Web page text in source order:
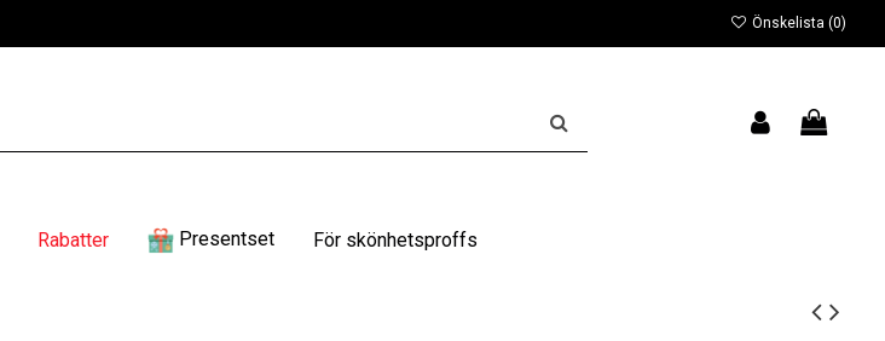
Önskelista (0)
Rabatter Presentset För skönhetsproffs